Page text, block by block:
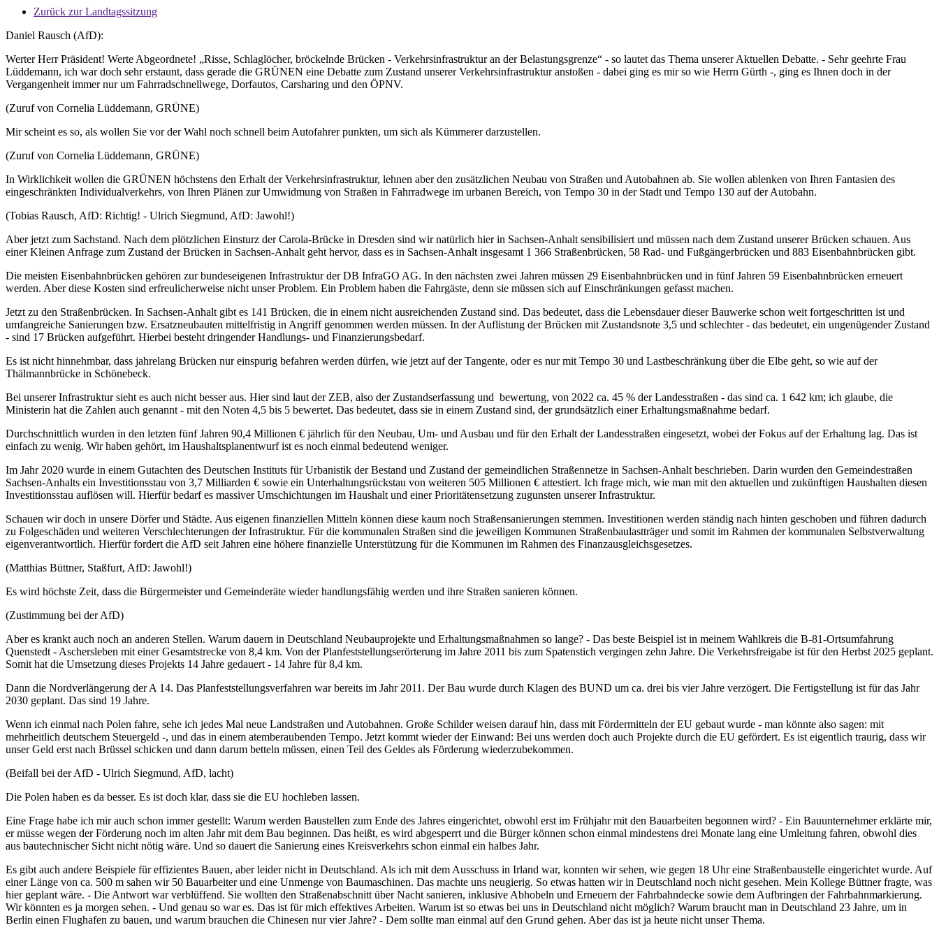
Zurück zur Landtagssitzung
Daniel Rausch (AfD):
Werter Herr Präsident! Werte Abgeordnete! „Risse, Schlaglöcher, bröckelnde Brücken - Verkehrsinfrastruktur an der Belastungsgrenze“ - so lautet das Thema unserer Aktuellen Debatte. - Sehr geehrte Frau
Lüddemann, ich war doch sehr erstaunt, dass gerade die GRÜNEN eine Debatte zum Zustand unserer Verkehrsinfrastruktur anstoßen - dabei ging es mir so wie Herrn Gürth -, ging es Ihnen doch in der
Vergangenheit immer nur um Fahrradschnellwege, Dorfautos, Carsharing und den ÖPNV.
(Zuruf von Cornelia Lüddemann, GRÜNE)
Mir scheint es so, als wollen Sie vor der Wahl noch schnell beim Autofahrer punkten, um sich als Kümmerer darzustellen.
(Zuruf von Cornelia Lüddemann, GRÜNE)
In Wirklichkeit wollen die GRÜNEN höchstens den Erhalt der Verkehrsinfrastruktur, lehnen aber den zusätzlichen Neubau von Straßen und Autobahnen ab. Sie wollen ablenken von Ihren Fantasien des
eingeschränkten Individualverkehrs, von Ihren Plänen zur Umwidmung von Straßen in Fahrradwege im urbanen Bereich, von Tempo 30 in der Stadt und Tempo 130 auf der Autobahn.
(Tobias Rausch, AfD: Richtig! - Ulrich Siegmund, AfD: Jawohl!)
Aber jetzt zum Sachstand. Nach dem plötzlichen Einsturz der Carola-Brücke in Dresden sind wir natürlich hier in Sachsen-Anhalt sensibilisiert und müssen nach dem Zustand unserer Brücken schauen. Aus
einer Kleinen Anfrage zum Zustand der Brücken in Sachsen-Anhalt geht hervor, dass es in Sachsen-Anhalt insgesamt 1 366 Straßenbrücken, 58 Rad- und Fußgängerbrücken und 883 Eisenbahnbrücken gibt.
Die meisten Eisenbahnbrücken gehören zur bundeseigenen Infrastruktur der DB InfraGO AG. In den nächsten zwei Jahren müssen 29 Eisenbahnbrücken und in fünf Jahren 59 Eisenbahnbrücken erneuert
werden. Aber diese Kosten sind erfreulicherweise nicht unser Problem. Ein Problem haben die Fahrgäste, denn sie müssen sich auf Einschränkungen gefasst machen.
Jetzt zu den Straßenbrücken. In Sachsen-Anhalt gibt es 141 Brücken, die in einem nicht ausreichenden Zustand sind. Das bedeutet, dass die Lebensdauer dieser Bauwerke schon weit fortgeschritten ist und
umfangreiche Sanierungen bzw. Ersatzneubauten mittelfristig in Angriff genommen werden müssen. In der Auflistung der Brücken mit Zustandsnote 3,5 und schlechter - das bedeutet, ein ungenügender Zustand
- sind 17 Brücken aufgeführt. Hierbei besteht dringender Handlungs- und Finanzierungsbedarf.
Es ist nicht hinnehmbar, dass jahrelang Brücken nur einspurig befahren werden dürfen, wie jetzt auf der Tangente, oder es nur mit Tempo 30 und Lastbeschränkung über die Elbe geht, so wie auf der
Thälmannbrücke in Schönebeck.
Bei unserer Infrastruktur sieht es auch nicht besser aus. Hier sind laut der ZEB, also der Zustandserfassung und bewertung, von 2022 ca. 45 % der Landesstraßen - das sind ca. 1 642 km; ich glaube, die
Ministerin hat die Zahlen auch genannt - mit den Noten 4,5 bis 5 bewertet. Das bedeutet, dass sie in einem Zustand sind, der grundsätzlich einer Erhaltungsmaßnahme bedarf.
Durchschnittlich wurden in den letzten fünf Jahren 90,4 Millionen € jährlich für den Neubau, Um- und Ausbau und für den Erhalt der Landesstraßen eingesetzt, wobei der Fokus auf der Erhaltung lag. Das ist
einfach zu wenig. Wir haben gehört, im Haushaltsplanentwurf ist es noch einmal bedeutend weniger.
Im Jahr 2020 wurde in einem Gutachten des Deutschen Instituts für Urbanistik der Bestand und Zustand der gemeindlichen Straßennetze in Sachsen-Anhalt beschrieben. Darin wurden den Gemeindestraßen
Sachsen-Anhalts ein Investitionsstau von 3,7 Milliarden € sowie ein Unterhaltungsrückstau von weiteren 505 Millionen € attestiert. Ich frage mich, wie man mit den aktuellen und zukünftigen Haushalten diesen
Investitionsstau auflösen will. Hierfür bedarf es massiver Umschichtungen im Haushalt und einer Prioritätensetzung zugunsten unserer Infrastruktur.
Schauen wir doch in unsere Dörfer und Städte. Aus eigenen finanziellen Mitteln können diese kaum noch Straßensanierungen stemmen. Investitionen werden ständig nach hinten geschoben und führen dadurch
zu Folgeschäden und weiteren Verschlechterungen der Infrastruktur. Für die kommunalen Straßen sind die jeweiligen Kommunen Straßenbaulastträger und somit im Rahmen der kommunalen Selbstverwaltung
eigenverantwortlich. Hierfür fordert die AfD seit Jahren eine höhere finanzielle Unterstützung für die Kommunen im Rahmen des Finanzausgleichsgesetzes.
(Matthias Büttner, Staßfurt, AfD: Jawohl!)
Es wird höchste Zeit, dass die Bürgermeister und Gemeinderäte wieder handlungsfähig werden und ihre Straßen sanieren können.
(Zustimmung bei der AfD)
Aber es krankt auch noch an anderen Stellen. Warum dauern in Deutschland Neubauprojekte und Erhaltungsmaßnahmen so lange? - Das beste Beispiel ist in meinem Wahlkreis die B-81-Ortsumfahrung
Quenstedt - Aschersleben mit einer Gesamtstrecke von 8,4 km. Von der Planfeststellungserörterung im Jahre 2011 bis zum Spatenstich vergingen zehn Jahre. Die Verkehrsfreigabe ist für den Herbst 2025 geplant.
Somit hat die Umsetzung dieses Projekts 14 Jahre gedauert - 14 Jahre für 8,4 km.
Dann die Nordverlängerung der A 14. Das Planfeststellungsverfahren war bereits im Jahr 2011. Der Bau wurde durch Klagen des BUND um ca. drei bis vier Jahre verzögert. Die Fertigstellung ist für das Jahr
2030 geplant. Das sind 19 Jahre.
Wenn ich einmal nach Polen fahre, sehe ich jedes Mal neue Landstraßen und Autobahnen. Große Schilder weisen darauf hin, dass mit Fördermitteln der EU gebaut wurde - man könnte also sagen: mit
mehrheitlich deutschem Steuergeld -, und das in einem atemberaubenden Tempo. Jetzt kommt wieder der Einwand: Bei uns werden doch auch Projekte durch die EU gefördert. Es ist eigentlich traurig, dass wir
unser Geld erst nach Brüssel schicken und dann darum betteln müssen, einen Teil des Geldes als Förderung wiederzubekommen.
(Beifall bei der AfD - Ulrich Siegmund, AfD, lacht)
Die Polen haben es da besser. Es ist doch klar, dass sie die EU hochleben lassen.
Eine Frage habe ich mir auch schon immer gestellt: Warum werden Baustellen zum Ende des Jahres eingerichtet, obwohl erst im Frühjahr mit den Bauarbeiten begonnen wird? - Ein Bauunternehmer erklärte mir,
er müsse wegen der Förderung noch im alten Jahr mit dem Bau beginnen. Das heißt, es wird abgesperrt und die Bürger können schon einmal mindestens drei Monate lang eine Umleitung fahren, obwohl dies
aus bautechnischer Sicht nicht nötig wäre. Und so dauert die Sanierung eines Kreisverkehrs schon einmal ein halbes Jahr.
Es gibt auch andere Beispiele für effizientes Bauen, aber leider nicht in Deutschland. Als ich mit dem Ausschuss in Irland war, konnten wir sehen, wie gegen 18 Uhr eine Straßenbaustelle eingerichtet wurde. Auf
einer Länge von ca. 500 m sahen wir 50 Bauarbeiter und eine Unmenge von Baumaschinen. Das machte uns neugierig. So etwas hatten wir in Deutschland noch nicht gesehen. Mein Kollege Büttner fragte, was
hier geplant wäre. - Die Antwort war verblüffend. Sie wollten den Straßenabschnitt über Nacht sanieren, inklusive Abhobeln und Erneuern der Fahrbahndecke sowie dem Aufbringen der Fahrbahnmarkierung.
Wir könnten es ja morgen sehen. - Und genau so war es. Das ist für mich effektives Arbeiten. Warum ist so etwas bei uns in Deutschland nicht möglich? Warum braucht man in Deutschland 23 Jahre, um in
Berlin einen Flughafen zu bauen, und warum brauchen die Chinesen nur vier Jahre? - Dem sollte man einmal auf den Grund gehen. Aber das ist ja heute nicht unser Thema.